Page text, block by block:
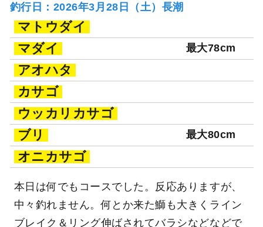
釣行日：2026年3月28日（土）長潮
マトウダイ
マダイ
最大78cm
アオハタ
カサゴ
ウッカリカサゴ
ブリ
最大80cm
オニカサゴ
本日は何でもコースでした。反応ありますが、
中々釣れません。何とか来た鰤も大きくライン
ブレイク＆リング伸ばされてバラシなどなどで